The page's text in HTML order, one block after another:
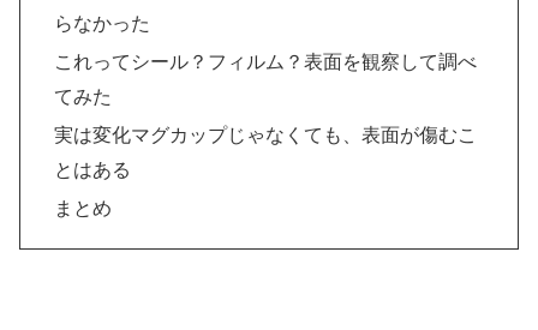
らなかった
これってシール？フィルム？表面を観察して調べ
てみた
実は変化マグカップじゃなくても、表面が傷むこ
とはある
まとめ